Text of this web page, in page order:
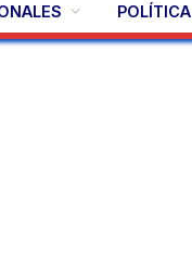
POLÍTICA